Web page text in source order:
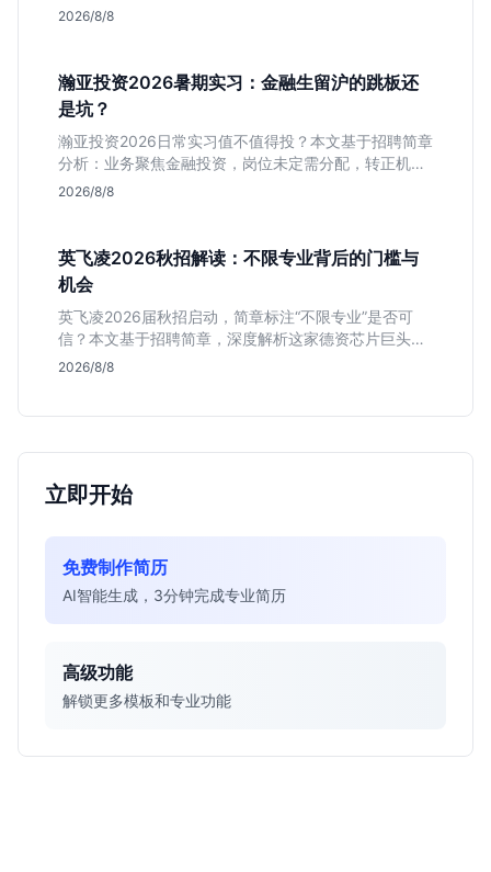
岗位面试节奏，帮应届生判断是否值得投入。
2026/8/8
瀚亚投资2026暑期实习：金融生留沪的跳板还
是坑？
瀚亚投资2026日常实习值不值得投？本文基于招聘简章
分析：业务聚焦金融投资，岗位未定需分配，转正机会
不明确。适合急需上海高含金量实习证明、想接触真实
2026/8/8
英飞凌2026秋招解读：不限专业背后的门槛与
机会
英飞凌2026届秋招启动，简章标注“不限专业”是否可
信？本文基于招聘简章，深度解析这家德资芯片巨头的
行业地位、校招真实门槛及投递策略，助你判断是否值
2026/8/8
立即开始
免费制作简历
AI智能生成，3分钟完成专业简历
高级功能
解锁更多模板和专业功能